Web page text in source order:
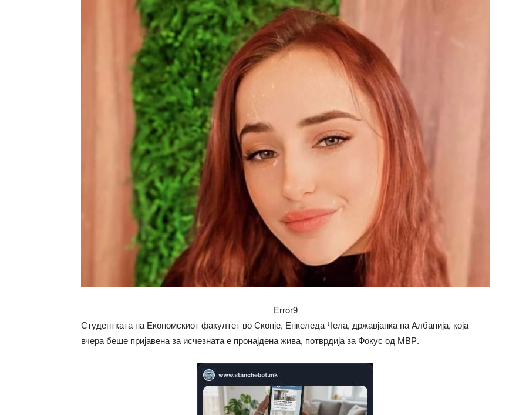
Error9
Студентката на Економскиот факултет во Скопје, Енкеледа Чела, државјанка на Албанија, која
вчера беше пријавена за исчезната е пронајдена жива, потврдија за Фокус од МВР.